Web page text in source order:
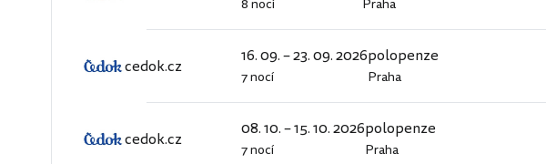
8 nocí Praha
cedok.cz 16. 09. – 23. 09. 2026
7 nocí
polopenze
Praha
cedok.cz 08. 10. – 15. 10. 2026
7 nocí
polopenze
Praha